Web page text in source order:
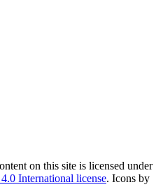
on this site is licensed under
International license. Icons by